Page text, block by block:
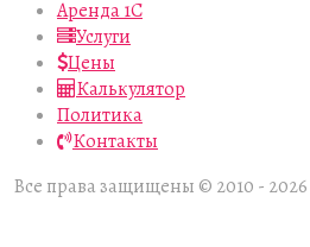
Аренда 1С
Услуги
Цены
Калькулятор
Политика
Контакты
Все права защищены © 2010 - 2026